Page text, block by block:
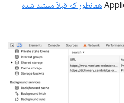
همانطور که قبلاً مستند شده